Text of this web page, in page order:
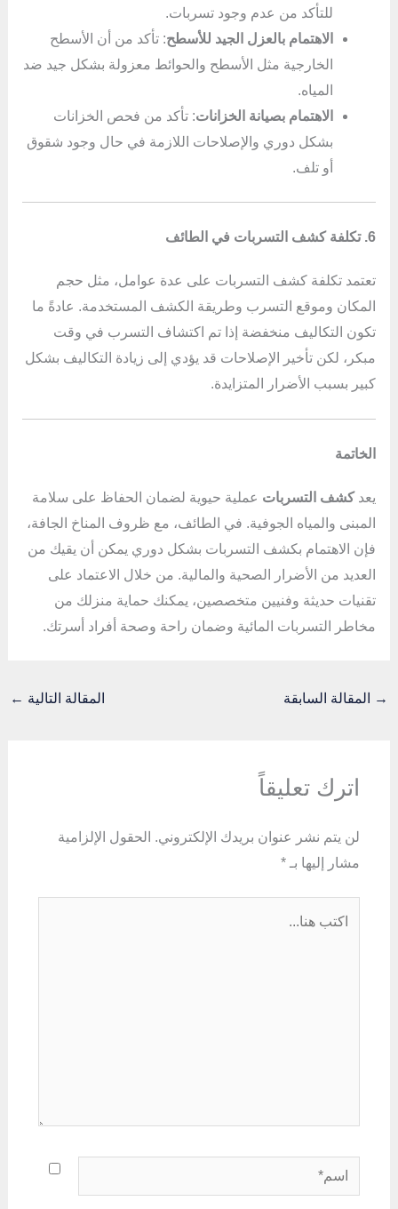
للتأكد من عدم وجود تسربات.
الاهتمام بالعزل الجيد للأسطح: تأكد من أن الأسطح
الخارجية مثل الأسطح والحوائط معزولة بشكل جيد ضد
المياه.
الاهتمام بصيانة الخزانات: تأكد من فحص الخزانات
بشكل دوري والإصلاحات اللازمة في حال وجود شقوق
أو تلف.
6. تكلفة كشف التسربات في الطائف
تعتمد تكلفة كشف التسربات على عدة عوامل، مثل حجم
المكان وموقع التسرب وطريقة الكشف المستخدمة. عادةً ما
تكون التكاليف منخفضة إذا تم اكتشاف التسرب في وقت
مبكر، لكن تأخير الإصلاحات قد يؤدي إلى زيادة التكاليف بشكل
كبير بسبب الأضرار المتزايدة.
الخاتمة
يعدكشف التسربات عملية حيوية لضمان الحفاظ على سلامة
المبنى والمياه الجوفية. في الطائف، مع ظروف المناخ الجافة،
فإن الاهتمام بكشف التسربات بشكل دوري يمكن أن يقيك من
العديد من الأضرار الصحية والمالية. من خلال الاعتماد على
تقنيات حديثة وفنيين متخصصين، يمكنك حماية منزلك من
مخاطر التسربات المائية وضمان راحة وصحة أفراد أسرتك.
→ المقالة السابقة المقالة التالية ←
اترك تعليقاً
لن يتم نشر عنوان بريدك الإلكتروني. الحقول الإلزامية
مشار إليها بـ *
اسم*